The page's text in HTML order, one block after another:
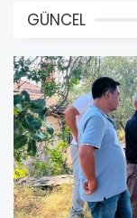
GÜNCEL